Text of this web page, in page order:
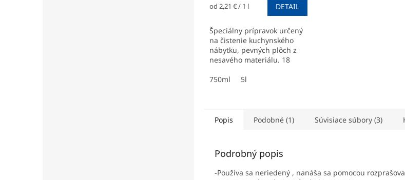
Jednotková
od 2,21 € / 1 l DETAIL
Špeciálny prípravok určený
na čistenie kuchynského
nábytku, pevných plôch z
nesavého materiálu. 18
750ml
5l
Popis Podobné (1) Súvisiace súbory (3)
Podrobný popis
-Používa sa neriedený , nanáša sa pomocou